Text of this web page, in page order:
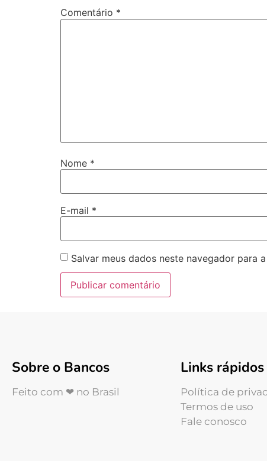
Comentário *
Nome *
E-mail *
Salvar meus dados neste navegador para
Sobre o Bancos
Feito com ❤ no Brasil
Links rápidos
Política de
Termos de uso
Fale conosco